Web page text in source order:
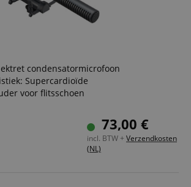
condensatormicrofoon
Supercardioïde
voor flitsschoen
opnemen van dialogen
en stereo miniklinkkabel73,00 €
incl. BTW + Verzendkosten
(NL)